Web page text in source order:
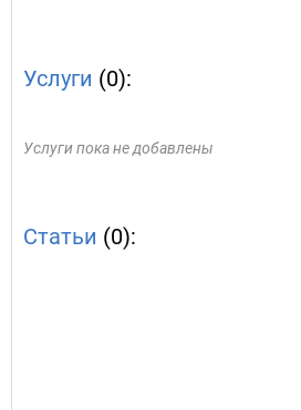
Услуги (0):
Услуги пока не добавлены
Статьи (0):